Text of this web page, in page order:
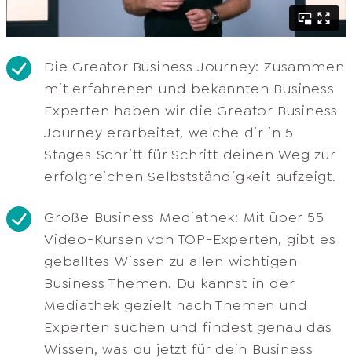
Die Greator Business Journey: Zusammen
mit erfahrenen und bekannten Business
Experten haben wir die Greator Business
Journey erarbeitet, welche dir in 5
Stages Schritt für Schritt deinen Weg zur
erfolgreichen Selbstständigkeit aufzeigt.​
Große Business Mediathek: Mit über 55
Video-Kursen von TOP-Experten, gibt es
geballtes Wissen zu allen wichtigen
Business Themen. Du kannst in der
Mediathek gezielt nach Themen und
Experten suchen und findest genau das
Wissen, was du jetzt für dein Business